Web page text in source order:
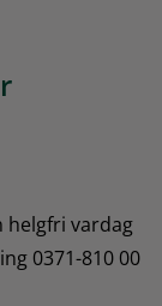
helgfri vardag
0371-810 00